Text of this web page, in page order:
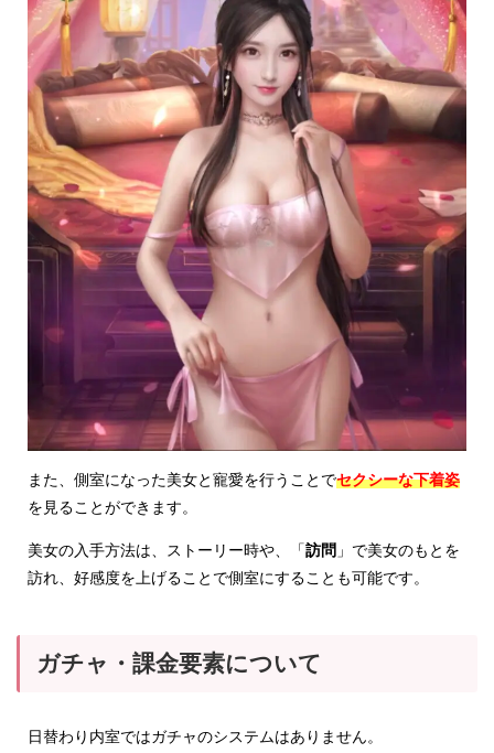
また、側室になった美女と寵愛を行うことでセクシーな下着姿
を見ることができます。
美女の入手方法は、ストーリー時や、「訪問 」で美女のもとを
訪れ、好感度を上げることで側室にすることも可能です。
ガチャ・課金要素について
日替わり内室ではガチャのシステムはありません。